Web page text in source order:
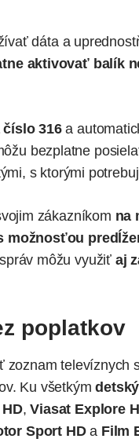
dáta a
aktivovať balík
316a
bezplatne
s ktorými
zákazníkom na
možnosťou
môžu využiť aj
poplatkov
zoznam televíznych
Ku všetkým
,Viasat Explore
Sport HDa Film